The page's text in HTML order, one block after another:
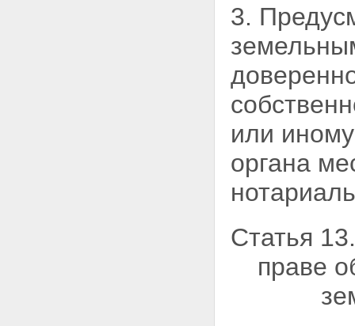
3.
или
органа
Статья
праве